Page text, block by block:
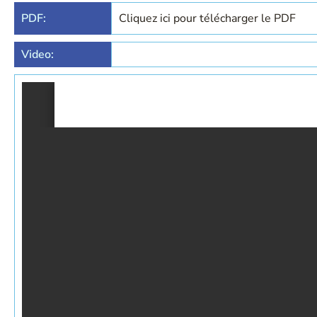
PDF: Cliquez ici pour télécharger le PDF
Video: